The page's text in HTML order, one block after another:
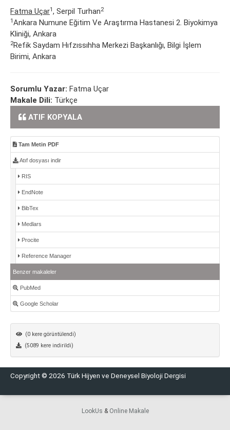
Fatma Uçar1, Serpil Turhan2
1Ankara Numune Eğitim Ve Araştırma Hastanesi 2. Biyokimya
Kliniği, Ankara
2Refik Saydam Hıfzıssıhha Merkezi Başkanlığı, Bilgi İşlem
Birimi, Ankara
Sorumlu Yazar: Fatma Uçar
Makale Dili: Türkçe
ATIF KOPYALA
Tam Metin PDF
Atıf dosyası indir
RIS
EndNote
BibTex
Medlars
Procite
Reference Manager
Benzer makaleler
PubMed
Google Scholar
(0 kere görüntülendi)
(5089 kere indirildi)
Copyright © 2026 Türk Hijyen ve Deneysel Biyoloji Dergisi
LookUs & Online Makale